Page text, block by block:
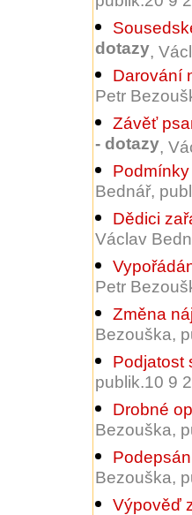
dotazy,
Darování
Petr
Závěť
- dotazy,
Bednář,
Dědici
Václav
Petr
Změna
Bezouška,
Podjatost
publik.10 9
Drobné
Bezouška,
Bezouška,
Výpověď